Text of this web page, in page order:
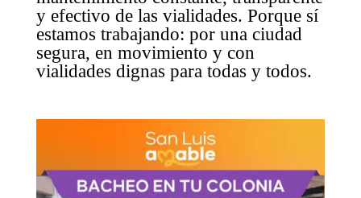
y efectivo de las vialidades. Porque sí
estamos trabajando: por una ciudad
segura, en movimiento y con
vialidades dignas para todas y todos.